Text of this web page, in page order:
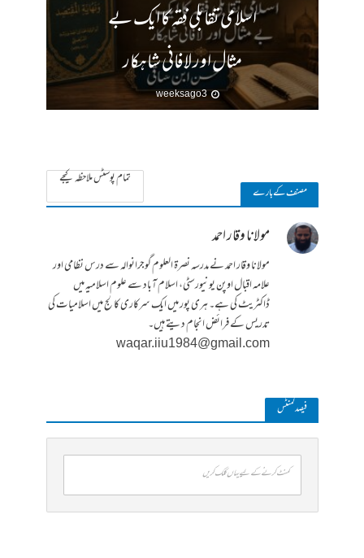
اسلامی تقابلی فقہ کا ایک بے
مثال اور لافانی شاہکار
3 weeks ago
مصنف کے بارے
تمام پوسٹس ملاحظہ کیجے
مولانا وقار احمد
مولانا وقار احمد نے مدرسہ نصرۃ العلوم گوجرانوالہ سے درس نظامی اور
علامہ اقبال اوپن یونیورسٹی، اسلام آباد سے علوم اسلامیہ میں
ڈاکٹریٹ کی ہے۔ ہری پور میں ایک سرکاری کالج میں اسلامیات کی
تدریس کے فرائض انجام دیتے ہیں۔
waqar.iiu1984@gmail.com
فیصد کمنٹس
کمنٹ کرنے کے لیے یہاں کلک کریں